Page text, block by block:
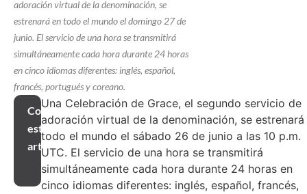
adoración virtual de la denominación, se
estrenará en todo el mundo el domingo 27 de
junio. El servicio de una hora se transmitirá
simultáneamente cada hora durante 24 horas
en cinco idiomas diferentes: inglés, español,
francés, portugués y coreano.
Compartir
este
artículo
Una Celebración de Grace, el segundo servicio de
adoración virtual de la denominación, se estrenará
todo el mundo el sábado 26 de junio a las 10 p.m.
UTC. El servicio de una hora se transmitirá
simultáneamente cada hora durante 24 horas en
cinco idiomas diferentes: inglés, español, francés,